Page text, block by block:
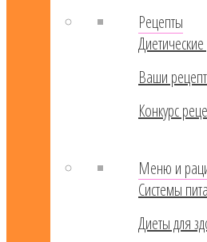
Рецепты
Ваши
Конкурс
Меню и
Системы
Диеты для